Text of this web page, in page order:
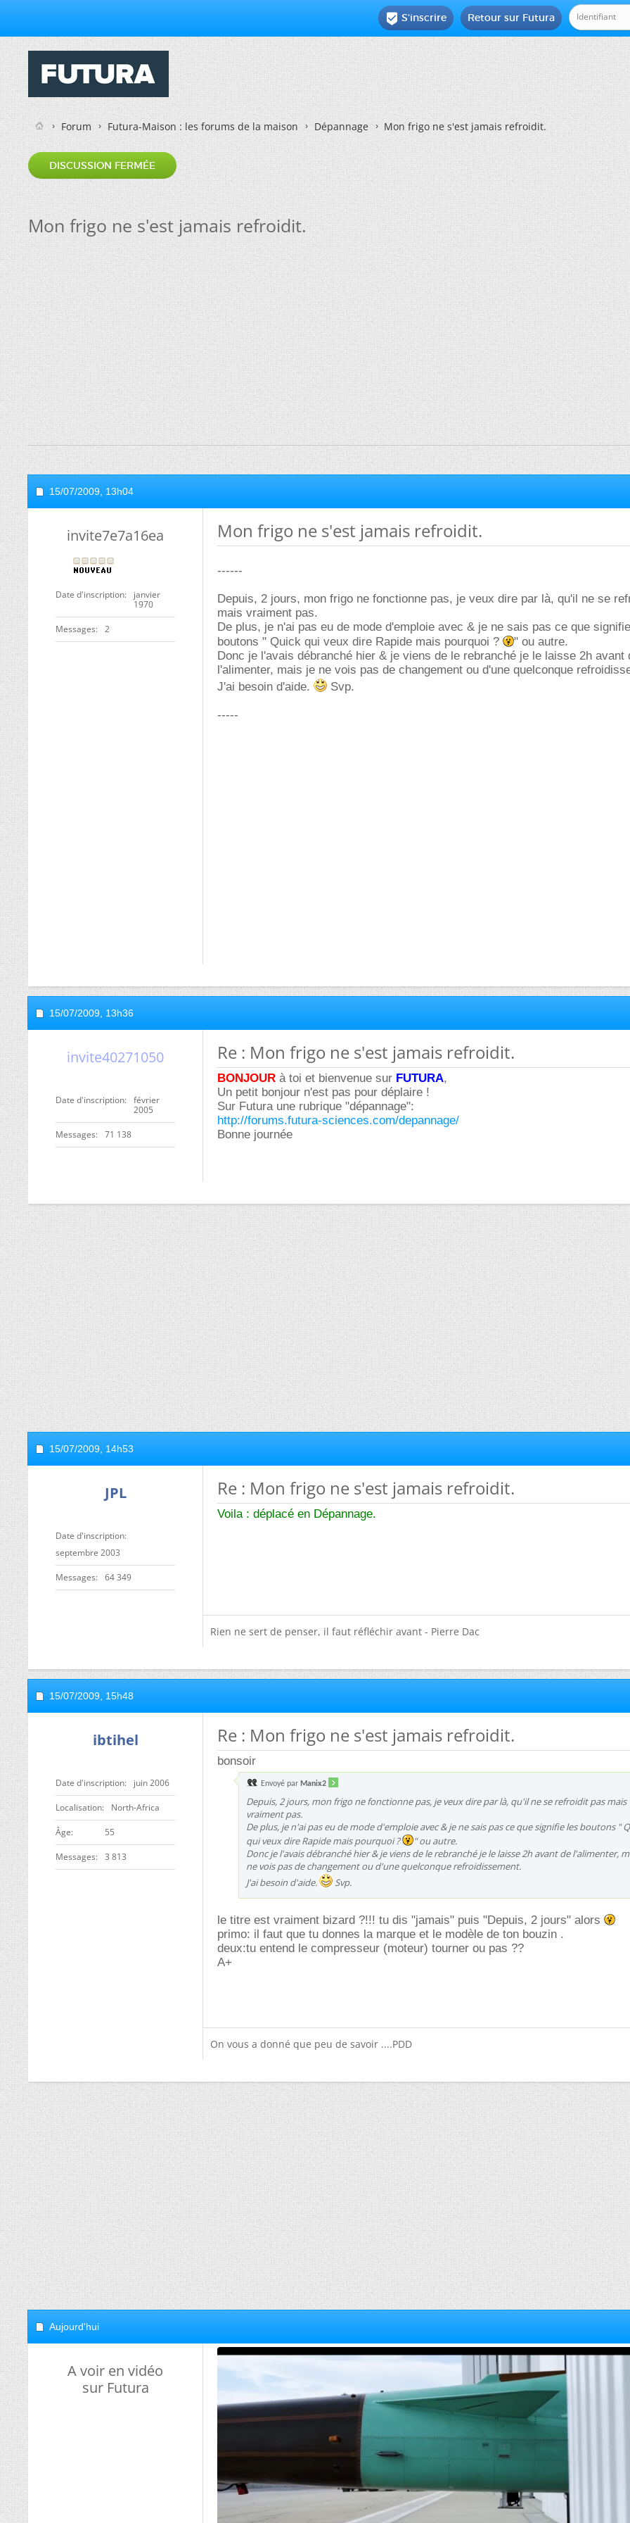
Retour sur Futura
 S'inscrire
Forum Futura-Maison : les forums de la maison Dépannage Mon frigo ne s'est jamais refroidit.
DISCUSSION FERMÉE
Mon frigo ne s'est jamais refroidit.
15/07/2009, 13h04
invite7e7a16ea
Date d'inscription
janvier
1970
Messages 2
Mon frigo ne s'est jamais refroidit.
------
Depuis, 2 jours, mon frigo ne fonctionne pas, je veux dire par là, qu'il ne se
mais vraiment pas.
De plus, je n'ai pas eu de mode d'emploie avec & je ne sais pas ce que
boutons " Quick qui veux dire Rapide mais pourquoi ?
" ou autre.
Donc je l'avais débranché hier & je viens de le rebranché je le laisse 2h avant
l'alimenter, mais je ne vois pas de changement ou d'une quelconque
J'ai besoin d'aide.
Svp.
-----
15/07/2009, 13h36
invite40271050
Date d'inscription
février
2005
Messages 71 138
Re : Mon frigo ne s'est jamais refroidit.
BONJOUR à toi et bienvenue sur FUTURA,
Un petit bonjour n'est pas pour déplaire !
Sur Futura une rubrique "dépannage":
http://forums.futura-sciences.com/depannage/
Bonne journée
15/07/2009, 14h53
JPL
Date d'inscription
septembre 2003
Messages 64 349
Re : Mon frigo ne s'est jamais refroidit.
Voila : déplacé en Dépannage.
Rien ne sert de penser, il faut réfléchir avant - Pierre Dac
15/07/2009, 15h48
ibtihel
Date d'inscription juin 2006
Localisation North-Africa
ge 55
Messages 3 813
Re : Mon frigo ne s'est jamais refroidit.
bonsoir
Envoyé par Manix2
Depuis, 2 jours, mon frigo ne fonctionne pas, je veux dire par là, qu'il ne se refroidit pas mais
vraiment pas.
De plus, je n'ai pas eu de mode d'emploie avec & je ne sais pas ce que signifie les boutons "
qui veux dire Rapide mais pourquoi ?
" ou autre.
Donc je l'avais débranché hier & je viens de le rebranché je le laisse 2h avant de l'alimenter,
ne vois pas de changement ou d'une quelconque refroidissement.
J'ai besoin d'aide.
Svp.
le titre est vraiment bizard ?!!! tu dis "jamais" puis "Depuis, 2 jours" alors
primo: il faut que tu donnes la marque et le modèle de ton bouzin .
deux:tu entend le compresseur (moteur) tourner ou pas ??
A+
On vous a donné que peu de savoir ....PDD
Aujourd'hui
A voir en vidéo
sur Futura